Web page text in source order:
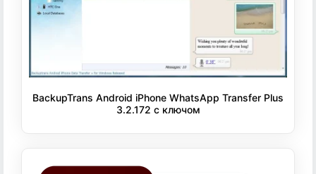
BackupTrans Android iPhone WhatsApp Transfer Plus
3.2.172 с ключом